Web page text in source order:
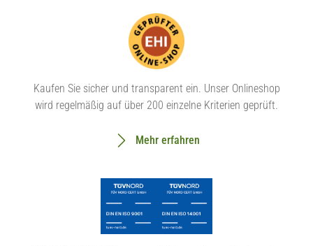
Kaufen Sie sicher und transparent ein. Unser Onlineshop
wird regelmäßig auf über 200 einzelne Kriterien geprüft.
Mehr erfahren